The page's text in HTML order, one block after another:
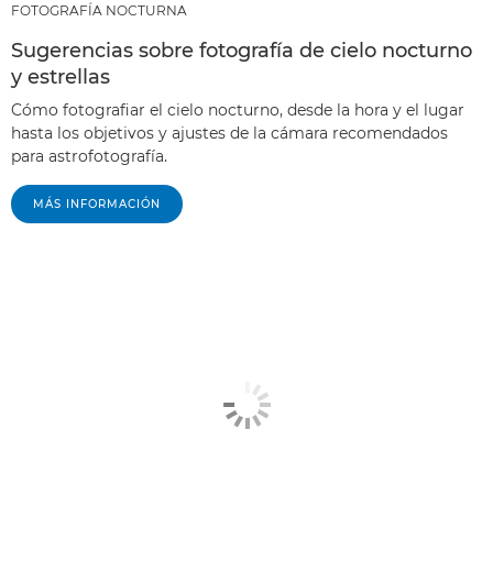
FOTOGRAFÍA NOCTURNA
Sugerencias sobre fotografía de cielo nocturno
y estrellas
Cómo fotografiar el cielo nocturno, desde la hora y el lugar
hasta los objetivos y ajustes de la cámara recomendados
para astrofotografía.
MÁS INFORMACIÓN